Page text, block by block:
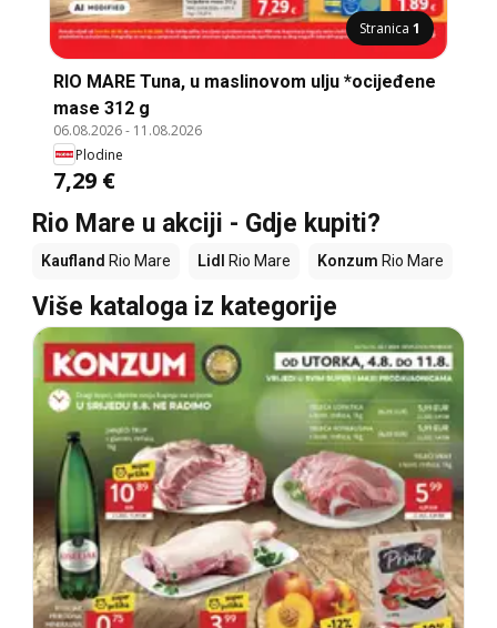
Stranica 1
RIO MARE Tuna, u maslinovom ulju *ocijeđene
mase 312 g
06.08.2026- 11.08.2026
Plodine
7,29 €
Rio Mare u akciji - Gdje kupiti?
Kaufland Rio Mare Lidl Rio Mare Konzum Rio Mare
Više kataloga iz kategorije